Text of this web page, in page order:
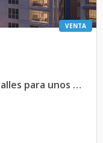
VENTA
Apartamentos en venta en Serralles para unos privilegiados